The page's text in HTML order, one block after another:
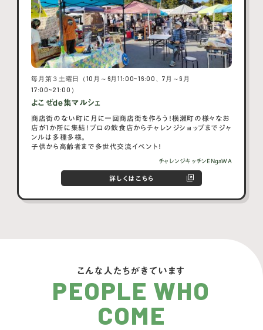
毎月第３土曜日（10月～6月11:00~16:00、7月～9月
17:00~21:00）
よこぜde集マルシェ
商店街のない町に月に一回商店街を作ろう！横瀬町の様々なお
店が1か所に集結！プロの飲食店からチャレンジショップまでジャ
ンルは多種多様。
子供から高齢者まで多世代交流イベント！
チャレンジキッチンENgaWA
詳しくはこちら
こんな人たちがきています
PEOPLE WHO
COME